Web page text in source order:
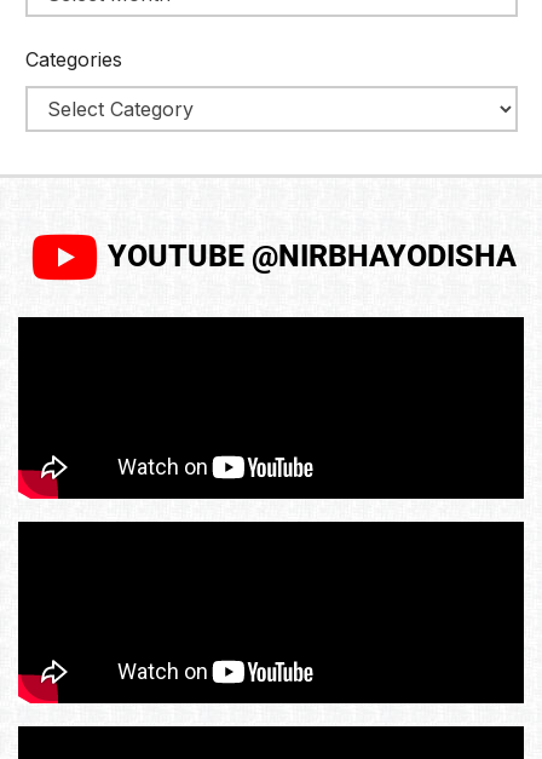
Categories
YOUTUBE @NIRBHAYODISHA